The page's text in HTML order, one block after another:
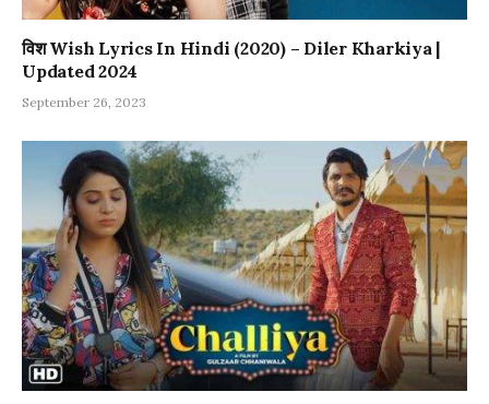
विश Wish Lyrics In Hindi (2020) – Diler Kharkiya |
Updated 2024
September 26, 2023